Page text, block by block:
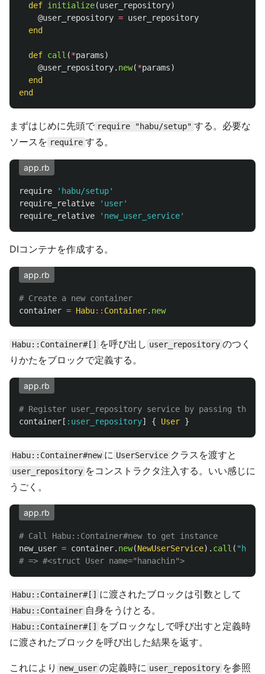
def initialize(user_repository)
@user_repository = user_repository
end
def call (*params)
@user_repository. new(*params)
end
end
まずはじめに先頭で require "habu/setup" する。必要な
ソースを require する。
app.rb
require
'habu/setup'
require_relative
'user'
require_relative
'new_user_service'
DIコンテナを作成する。
app.rb
# Create a new container
container = Habu:: Container. new
Habu::Container#[] を呼び出し user_repository のつく
りかたをブロックで定義する。
app.rb
# Register user_repository service by passing the
container [ :user_repository] { User }
Habu::Container#new に UserService クラスを渡すと
user_repository をコンストラクタ注入する。いい感じに
うごく。
app.rb
# Call Habu::Container#new to get instance
new_user = container. new(NewUserService). call (
# => #<struct User name="hanachin">
Habu::Container#[] に渡されたブロックは引数として
Habu::Container 自身をうけとる。
Habu::Container#[]
をブロックなしで呼び出すと定義時
に渡されたブロックを呼び出した結果を返す。
これにより new_user の定義時に user_repository を参照